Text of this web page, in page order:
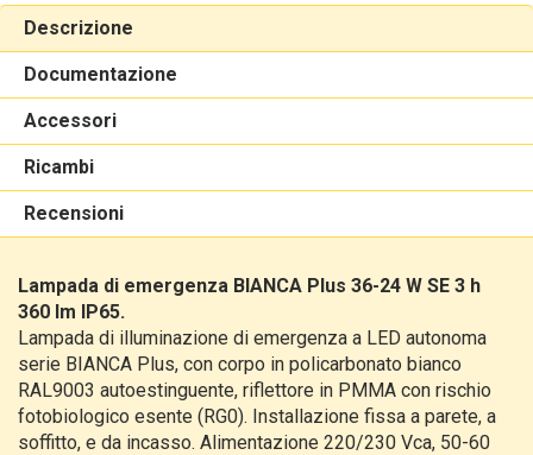
Descrizione
Documentazione
Accessori
Ricambi
Recensioni
Lampada di emergenza BIANCA Plus 36-24 W SE 3 h
360 lm IP65.
Lampada di illuminazione di emergenza a LED autonoma
serie BIANCA Plus, con corpo in policarbonato bianco
RAL9003 autoestinguente, riflettore in PMMA con rischio
fotobiologico esente (RG0). Installazione fissa a parete, a
soffitto, e da incasso. Alimentazione 220/230 Vca, 50-60